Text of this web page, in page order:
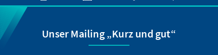
Unser Mailing „Kurz und gut“